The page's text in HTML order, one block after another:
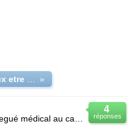
»
4
réponses